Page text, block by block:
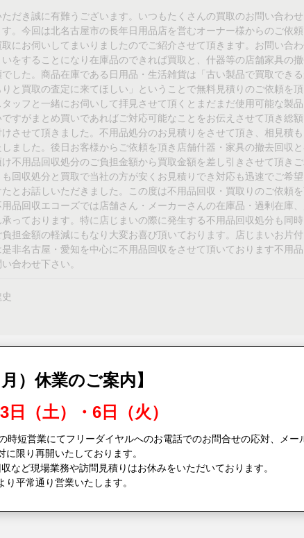
ただき誠に有難うございます。いつもたくさんの買取のお問い合わ
す。今回は北名古屋市の長年日用品店を営むオーナー様からのご依
取にお伺いしてまいりましたのでご紹介させて頂きます。お問い合
いをすることになり在庫品のできれば買取と、什器等の店舗家具の
でした。商品在庫である日用品・生活雑貨は「古い製品で買取でき
りと買取の査定に来てほしい」ということで無料見積りのご依頼を
ッフと一緒にお伺いして拝見させて頂くとまだまだ使用可能な製
ですがまとめ買いであればご対応可能なことをお伝えさせて頂き総
けさせて頂きました。不用品処分のお見積りをさせて頂き、相見積
しました。後日お客様からご依頼を頂き店舗什器・家具の撤去回収
不用品回収処分のご負担金額から買取金額を差し引きさせて頂き
も回収処分と買取で当社の方が安くお見積りでき対応も迅速でご希
たとお話しいただきました。この度は不用品回収・買取りのご依頼
用品回収エコーズでは店舗さん・メーカーさんの在庫品・過剰在庫
承っております。特に店じまいの際に発生する不用品回収処分も同
負担金額の軽減にもなり大変お喜び頂いております。店じまいお片
是非名古屋・愛知を中心に不用品回収をさせて頂いております不用
合わせ下さい。
一覧へ戻る
）休業のご案内】
日（土）・6日（火）
短営業にてフリーダイヤルへのお電話でのお問合せの応対、メー
に限り再開いたしております。
など現場業務や訪問見積りはお休みをいただいております。
平常通り営業いたします。